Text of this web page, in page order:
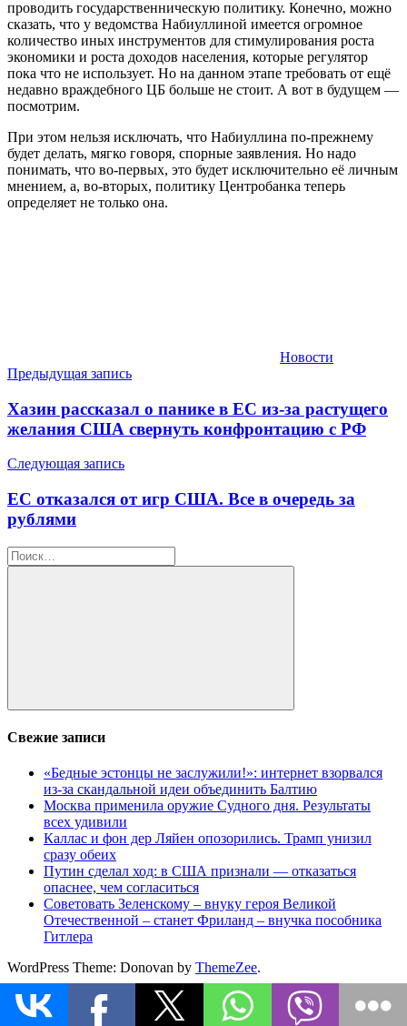
проводить государственническую политику. Конечно, можно
сказать, что у ведомства Набиуллиной имеется огромное
количество иных инструментов для стимулирования роста
экономики и роста доходов населения, которые регулятор
пока что не использует. Но на данном этапе требовать от ещё
недавно враждебного ЦБ больше не стоит. А вот в будущем —
посмотрим.
При этом нельзя исключать, что Набиуллина по-прежнему
будет делать, мягко говоря, спорные заявления. Но надо
понимать, что во-первых, это будет исключительно её личным
мнением, а, во-вторых, политику Центробанка теперь
определяет не только она.
Новости
Навигация
по
записям
Предыдущая запись
Хазин рассказал о панике в ЕС из-за растущего
желания США свернуть конфронтацию с РФ
Следующая запись
ЕС отказался от игр США. Все в очередь за
рублями
Найти:
Поиск
Свежие записи
«Бедные эстонцы не заслужили!»: интернет взорвался
из-за скандальной идеи объединить Балтию
Москва применила оружие Судного дня. Результаты
всех удивили
Каллас и фон дер Ляйен опозорились. Трамп унизил
сразу обеих
Путин сделал ход: в США признали — отказаться
опаснее, чем согласиться
Советовать Зеленскому – внуку героя Великой
Отечественной – станет Фриланд – внучка пособника
Гитлера
WordPress Theme: Donovan by ThemeZee.